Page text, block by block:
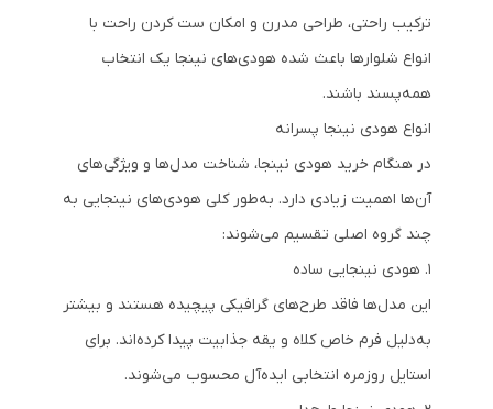
ترکیب راحتی، طراحی مدرن و امکان ست کردن راحت با
انواع شلوارها باعث شده هودی‌های نینجا یک انتخاب
همه‌پسند باشند.
انواع هودی نینجا پسرانه
در هنگام خرید هودی نینجا، شناخت مدل‌ها و ویژگی‌های
آن‌ها اهمیت زیادی دارد. به‌طور کلی هودی‌های نینجایی به
چند گروه اصلی تقسیم می‌شوند:
1. هودی نینجایی ساده
این مدل‌ها فاقد طرح‌های گرافیکی پیچیده هستند و بیشتر
به‌دلیل فرم خاص کلاه و یقه جذابیت پیدا کرده‌اند. برای
استایل روزمره انتخابی ایده‌آل محسوب می‌شوند.